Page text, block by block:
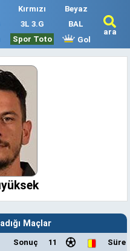
Kırmızı
Beyaz
3L 3.G
BAL
Spor Toto Gol
ara
Maçlar
Sonuç 11 Süre